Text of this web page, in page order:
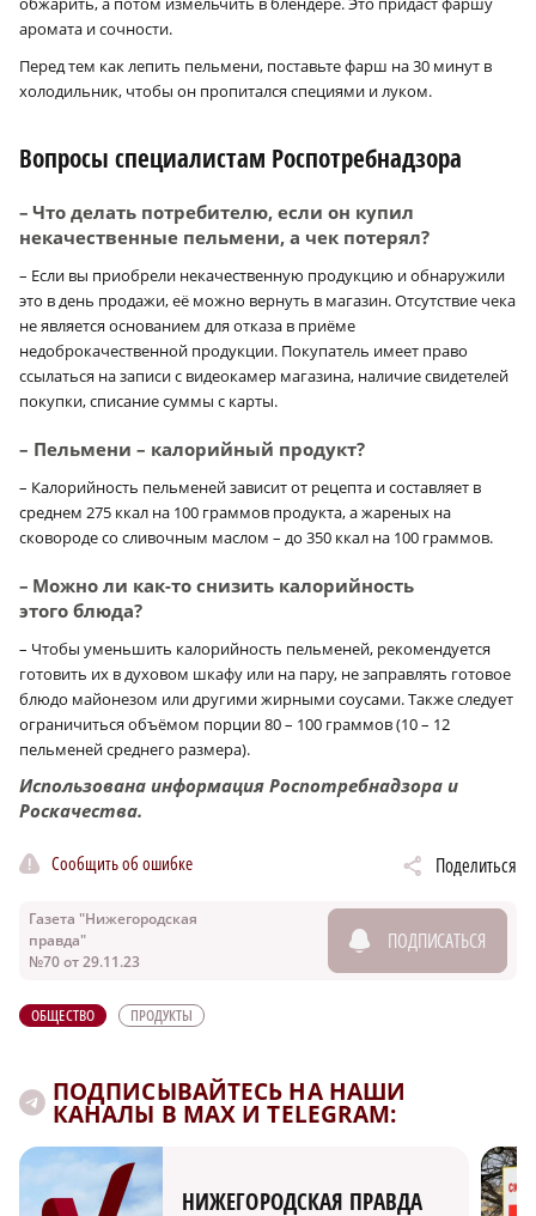
аромата и сочности.
Перед тем как лепить пельмени, поставьте фарш на 30 минут в
холодильник, чтобы он пропитался специями и луком.
Вопросы специалистам Роспотребнадзора
– Что делать потребителю, если он купил
некачественные пельмени, а чек потерял?
– Если вы приобрели некачественную продукцию и обнаружили
это в день продажи, её можно вернуть в магазин. Отсутствие чека
не является основанием для отказа в приёме
недоброкачественной продукции. Покупатель имеет право
ссылаться на записи с видеокамер магазина, наличие свидетелей
покупки, списание суммы с карты.
– Пельмени – калорийный продукт?
– Калорийность пельменей зависит от рецепта и составляет в
среднем 275 ккал на 100 граммов продукта, а жареных на
сковороде со сливочным маслом – до 350 ккал на 100 граммов.
– Можно ли как-то снизить калорийность
этого блюда?
– Чтобы уменьшить калорийность пельменей, рекомендуется
готовить их в духовом шкафу или на пару, не заправлять готовое
блюдо майонезом или другими жирными соусами. Также следует
ограничиться объёмом порции 80 – 100 граммов (10 – 12
пельменей среднего размера).
Использована информация Роспотребнадзора и
Роскачества.
Сообщить об ошибке Поделиться
Газета "Нижегородская
правда"
№70 от 29.11.23
ПОДПИСАТЬСЯ
ОБЩЕСТВО ПРОДУКТЫ
ПОДПИСЫВАЙТЕСЬ НА НАШИ
КАНАЛЫ В MAX И TELEGRAM:
НИЖЕГОРОДСКАЯ ПРАВДА